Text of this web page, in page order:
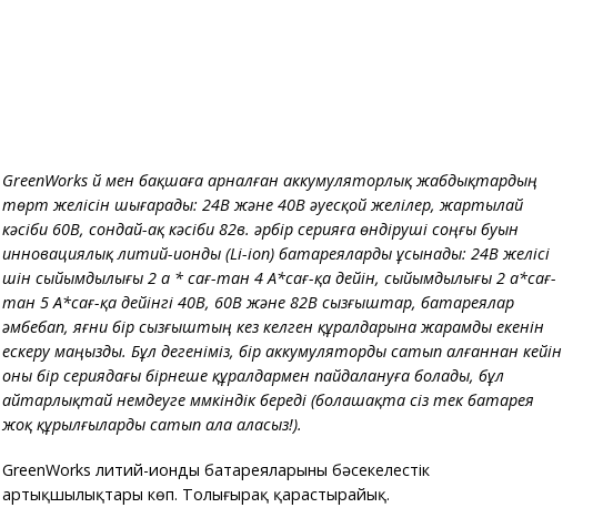
GreenWorks үй мен бақшаға арналған аккумуляторлық жабдықтардың
төрт желісін шығарады: 24В және 40В әуесқой желілер, жартылай
кәсіби 60В, сондай-ақ кәсіби 82в. әрбір серияға өндіруші соңғы буын
инновациялық литий-ионды (Li-ion) батареяларды ұсынады: 24В желісі
үшін сыйымдылығы 2 а * сағ-тан 4 А*сағ-қа дейін, сыйымдылығы 2 а*сағ-
тан 5 А*сағ-қа дейінгі 40В, 60В және 82В сызғыштар, батареялар
әмбебап, яғни бір сызғыштың кез келген құралдарына жарамды екенін
ескеру маңызды. Бұл дегеніміз, бір аккумуляторды сатып алғаннан кейін
оны бір сериядағы бірнеше құралдармен пайдалануға болады, бұл
айтарлықтай үнемдеуге мүмкіндік береді (болашақта сіз тек батарея
жоқ құрылғыларды сатып ала аласыз!).
GreenWorks литий-ионды батареяларының бәсекелестік
артықшылықтары көп. Толығырақ қарастырайық.